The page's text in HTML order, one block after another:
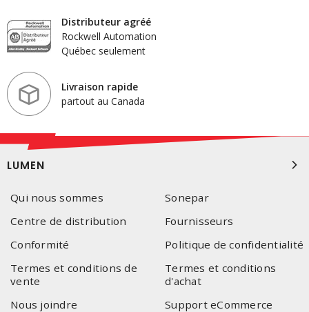
Distributeur agréé
Rockwell Automation
Québec seulement
Livraison rapide
partout au Canada
LUMEN
Qui nous sommes
Sonepar
Centre de distribution
Fournisseurs
Conformité
Politique de confidentialité
Termes et conditions de
vente
Termes et conditions
d'achat
Nous joindre
Support eCommerce